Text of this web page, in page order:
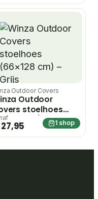
Outdoor Covers
Outdoor
stoelhoes
cm) – Grijs
1 shop